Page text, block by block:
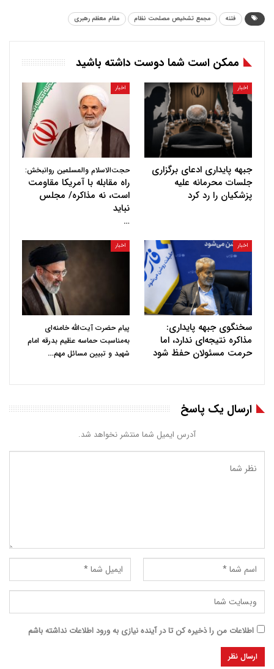
فتنه مجمع تشخیص مصلحت نظام مقام معظم رهبری
ممکن است شما دوست داشته باشید
اخبار
جبهه پایداری ادعای برگزاری
جلسات محرمانه علیه
پزشکیان را رد کرد
اخبار
حجت‌الاسلام والمسلمین روانبخش:
راه مقابله با آمریکا مقاومت
است، نه مذاکره/ مجلس
نباید
…
اخبار
سخنگوی جبهه پایداری:
مذاکره نتیجه‌ای ندارد، اما
حرمت مسئولان حفظ شود
اخبار
پیام حضرت آیت‌الله خامنه‌ای
به‌مناسبت حماسه عظیم بدرقه امام
شهید و تبیین مسائل مهم…
ارسال یک پاسخ
آدرس ایمیل شما منتشر نخواهد شد.
اطلاعات من را ذخیره کن تا در آینده نیازی به ورود اطلاعات نداشته باشم